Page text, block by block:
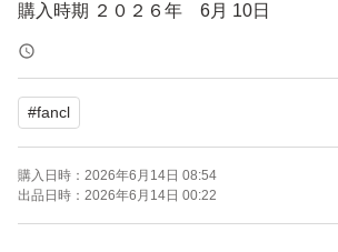
購入時期 ２０２６年 6月 10日
◎発送方法 ゆ
トポストmini便にて、お届けになりま
種類...オイル
本体/詰め替え...詰め替え
特徴...お風呂で使える, マスカラも落と
要
#fancl
購入日時： 2026年6月14日 08:54
出品日時： 2026年6月14日 00:22